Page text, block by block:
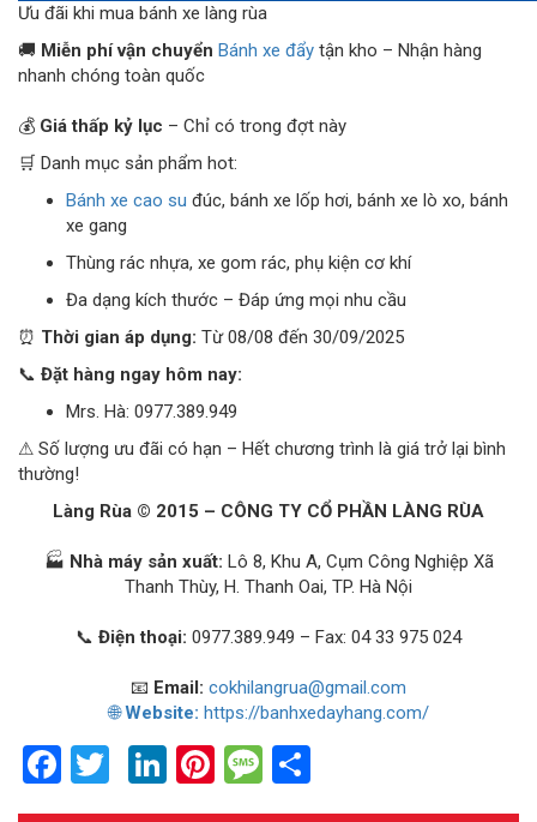
Ưu đãi khi mua bánh xe làng rùa
🚚 Miễn phí vận chuyển Bánh xe đẩy tận kho – Nhận hàng
nhanh chóng toàn quốc
💰 Giá thấp kỷ lục – Chỉ có trong đợt này
🛒 Danh mục sản phẩm hot:
Bánh xe cao su đúc, bánh xe lốp hơi, bánh xe lò xo, bánh
xe gang
Thùng rác nhựa, xe gom rác, phụ kiện cơ khí
Đa dạng kích thước – Đáp ứng mọi nhu cầu
⏰ Thời gian áp dụng: Từ 08/08 đến 30/09/2025
📞 Đặt hàng ngay hôm nay:
Mrs. Hà: 0977.389.949
⚠ Số lượng ưu đãi có hạn – Hết chương trình là giá trở lại bình
thường!
Làng Rùa © 2015 – CÔNG TY CỔ PHẦN LÀNG RÙA
🏭 Nhà máy sản xuất: Lô 8, Khu A, Cụm Công Nghiệp Xã
Thanh Thùy, H. Thanh Oai, TP. Hà Nội
📞 Điện thoại: 0977.389.949 – Fax: 04 33 975 024
📧 Email: cokhilangrua@gmail.com
🌐Website: https://banhxedayhang.com/
Facebook
TwitterLinkedIn
Pinterest
Message